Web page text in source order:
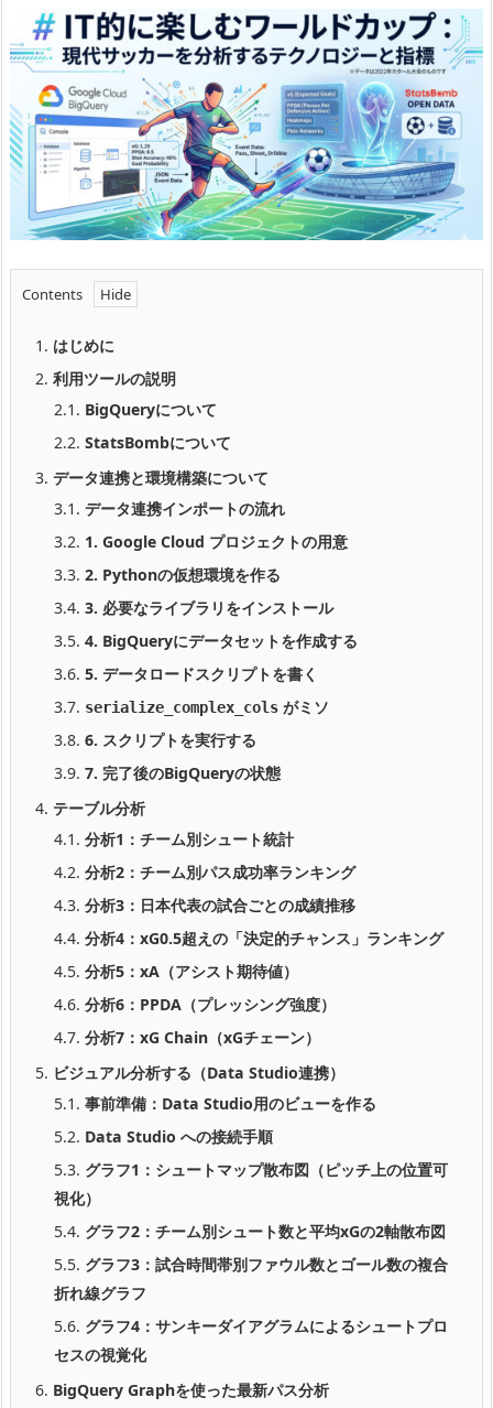
Contents
1. はじめに
2. 利用ツールの説明
2.1. BigQueryについて
2.2. StatsBombについて
3. データ連携と環境構築について
3.1. データ連携インポートの流れ
3.2. 1. Google Cloud プロジェクトの用意
3.3. 2. Pythonの仮想環境を作る
3.4. 3. 必要なライブラリをインストール
3.5. 4. BigQueryにデータセットを作成する
3.6. 5. データロードスクリプトを書く
3.7. serialize_complex_cols がミソ
3.8. 6. スクリプトを実行する
3.9. 7. 完了後のBigQueryの状態
4. テーブル分析
4.1. 分析1：チーム別シュート統計
4.2. 分析2：チーム別パス成功率ランキング
4.3. 分析3：日本代表の試合ごとの成績推移
4.4. 分析4：xG0.5超えの「決定的チャンス」ランキング
4.5. 分析5：xA（アシスト期待値）
4.6. 分析6：PPDA（プレッシング強度）
4.7. 分析7：xG Chain（xGチェーン）
5. ビジュアル分析する（Data Studio連携）
5.1. 事前準備：Data Studio用のビューを作る
5.2. Data Studio への接続手順
5.3. グラフ1：シュートマップ散布図（ピッチ上の位置可
視化）
5.4. グラフ2：チーム別シュート数と平均xGの2軸散布図
5.5. グラフ3：試合時間帯別ファウル数とゴール数の複合
折れ線グラフ
5.6. グラフ4：サンキーダイアグラムによるシュートプロ
セスの視覚化
6. BigQuery Graphを使った最新パス分析